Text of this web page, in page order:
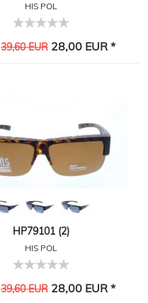
HIS POL
39,60 EUR28,00 EUR *
HP79101 (2)
HIS POL
39,60 EUR28,00 EUR *